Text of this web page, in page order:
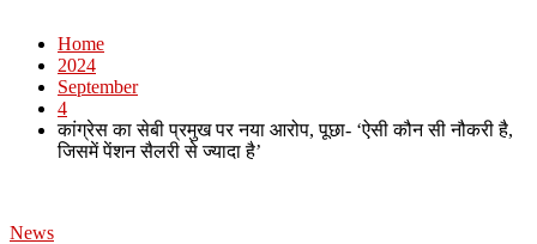
Home
2024
September
4
कांग्रेस का सेबी प्रमुख पर नया आरोप, पूछा- ‘ऐसी कौन सी नौकरी है,
जिसमें पेंशन सैलरी से ज्यादा है’
News